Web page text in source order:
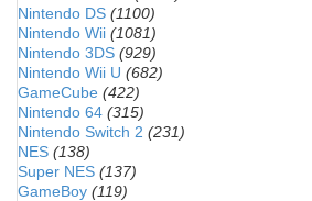
Nintendo DS (1100)
Nintendo Wii (1081)
Nintendo 3DS (929)
Nintendo Wii U (682)
GameCube (422)
Nintendo 64 (315)
Nintendo Switch 2 (231)
NES (138)
Super NES (137)
GameBoy (119)